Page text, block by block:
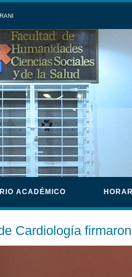
ACADÉMICO
Cardiología